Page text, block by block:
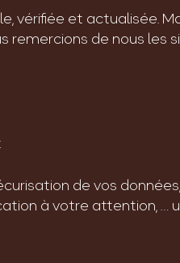
vérifiée et actualisée.
remercions de nous les
de vos
à votre attention, …